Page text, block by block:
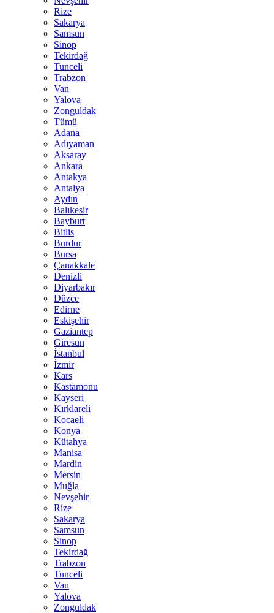
Rize
Sakarya
Samsun
Sinop
Tekirdağ
Tunceli
Trabzon
Van
Yalova
Zonguldak
Tümü
Adana
Adıyaman
Aksaray
Ankara
Antakya
Antalya
Aydın
Balıkesir
Bayburt
Bitlis
Burdur
Bursa
Çanakkale
Denizli
Diyarbakır
Düzce
Edirne
Eskişehir
Gaziantep
Giresun
İstanbul
İzmir
Kars
Kastamonu
Kayseri
Kırklareli
Kocaeli
Konya
Kütahya
Manisa
Mardin
Mersin
Muğla
Nevşehir
Rize
Sakarya
Samsun
Sinop
Tekirdağ
Trabzon
Tunceli
Van
Yalova
Zonguldak